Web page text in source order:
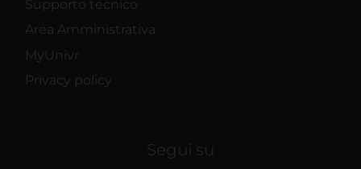
Supporto tecnico
Area Amministrativa
MyUnivr
Privacy policy
Segui su